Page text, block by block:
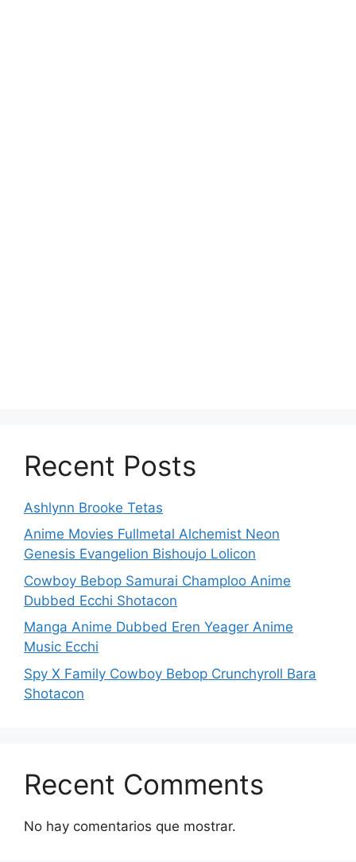
Recent Posts
Ashlynn Brooke Tetas
Anime Movies Fullmetal Alchemist Neon
Genesis Evangelion Bishoujo Lolicon
Cowboy Bebop Samurai Champloo Anime
Dubbed Ecchi Shotacon
Manga Anime Dubbed Eren Yeager Anime
Music Ecchi
Spy X Family Cowboy Bebop Crunchyroll Bara
Shotacon
Recent Comments
No hay comentarios que mostrar.